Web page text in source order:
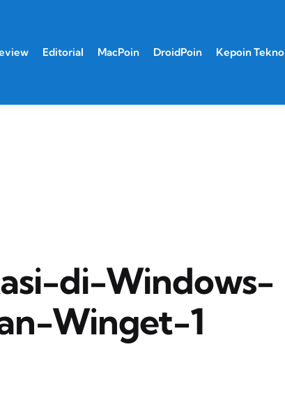
Editorial MacPoin DroidPoin Kepoin Tekno
di-Windows-
Winget-1